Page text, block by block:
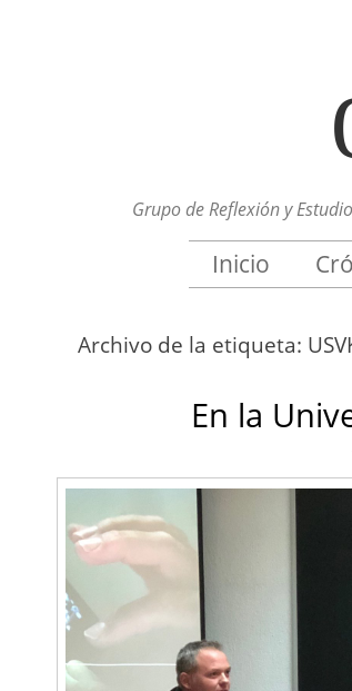
Grupo de Reflexión y
Inicio
Archivo de la etiqueta:
En la